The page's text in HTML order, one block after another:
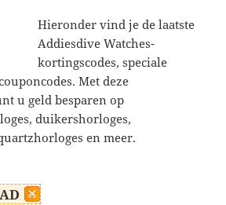
Hieronder vind je de laatste
Addiesdive Watches-
kortingscodes, speciale
Met deze
u geld besparen op
duikershorloges,
en meer.